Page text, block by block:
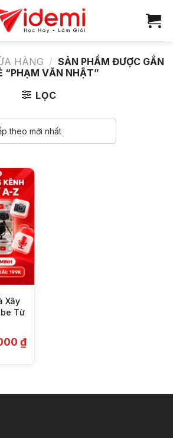
HÀNG / SẢN PHẨM ĐƯỢC GẮN
“PHẠM VĂN NHẬT”
LỌC
Xây
Từ
₫Giá
hiện